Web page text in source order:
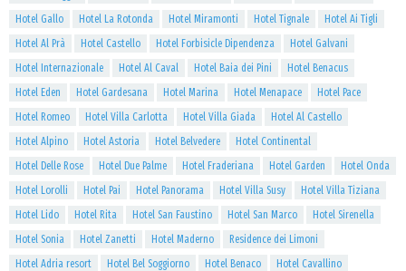
Hotel Gallo
Hotel La Rotonda Hotel Miramonti Hotel Tignale
Hotel Ai Tigli
Hotel Al Prà
Hotel Castello Hotel Forbisicle Dipendenza
Hotel Galvani
Hotel Internazionale
Hotel Al Caval Hotel Baia dei Pini
Hotel Benacus
Hotel Eden
Hotel Gardesana Hotel Marina Hotel Menapace
Hotel Pace
Hotel Romeo
Hotel Villa Carlotta Hotel Villa Giada
Hotel Al Castello
Hotel Alpino
Hotel Astoria Hotel Belvedere
Hotel Continental
Hotel Delle Rose
Hotel Due Palme Hotel Fraderiana Hotel Garden
Hotel Onda
Hotel Lorolli
Hotel Pai Hotel Panorama Hotel Villa Susy
Hotel Villa Tiziana
Hotel Lido
Hotel Rita Hotel San Faustino Hotel San Marco
Hotel Sirenella
Hotel Sonia
Hotel Zanetti Hotel Maderno
Residence dei Limoni
Hotel Adria resort
Hotel Bel Soggiorno Hotel Benaco
Hotel Cavallino